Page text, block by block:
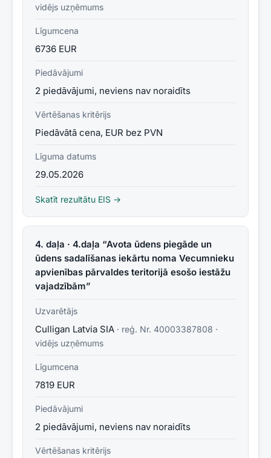
vidējs uzņēmums
Līgumcena
6736 EUR
Piedāvājumi
2 piedāvājumi, neviens nav noraidīts
Vērtēšanas kritērijs
Piedāvātā cena, EUR bez PVN
Līguma datums
29.05.2026
Skatīt rezultātu EIS →
4. daļa · 4.daļa “Avota ūdens piegāde un
ūdens sadalīšanas iekārtu noma Vecumnieku
apvienības pārvaldes teritorijā esošo iestāžu
vajadzībām”
Uzvarētājs
Culligan Latvia SIA · reģ. Nr. 40003387808 ·
vidējs uzņēmums
Līgumcena
7819 EUR
Piedāvājumi
2 piedāvājumi, neviens nav noraidīts
Vērtēšanas kritērijs